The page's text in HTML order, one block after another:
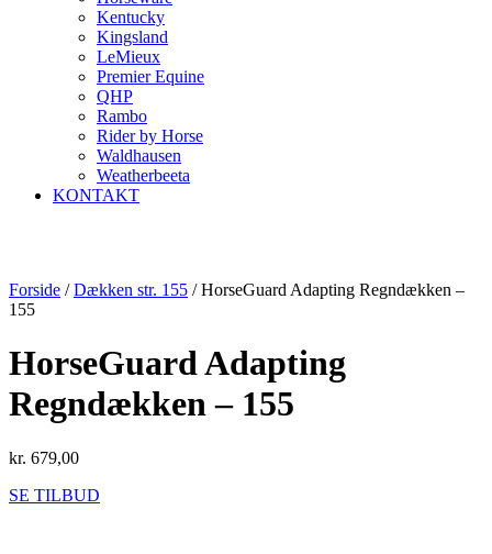
Kentucky
Kingsland
LeMieux
Premier Equine
QHP
Rambo
Rider by Horse
Waldhausen
Weatherbeeta
KONTAKT
Forside /Dækken str. 155 / HorseGuard Adapting Regndækken –
155
HorseGuard Adapting
Regndækken – 155
kr. 679,00
SE TILBUD